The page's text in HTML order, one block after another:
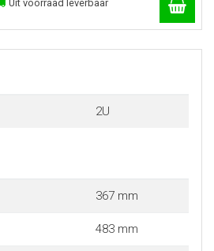
Uit voorraad leverbaar
2U
367 mm
483 mm